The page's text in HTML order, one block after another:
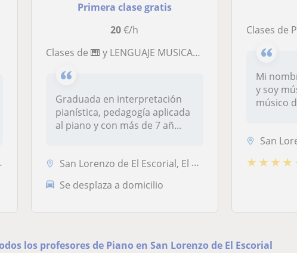
Primera clase gratis
20€/h
Clases de 🎹 y LENGUAJE MUSICAL desde cualquier nivel y edad online!
Graduada en interpretación
pianística, pedagogía aplicada
al piano y con más de 7 añ...
San Lorenzo de El Escorial, El Escorial, Peguerinos, Zarzalejo
Se desplaza a domicilio
Clases de Piano y Solfeo -
Mi
y soy
músico
San
★ ★ ★ ★
los profesores de Piano en San Lorenzo de El Escorial